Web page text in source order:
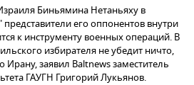
Биньямина Нетаньяху в
его оппонентов внутри
к инструменту военных операций. В
избирателя не убедит ничто,
заявил Baltnews заместитель
ГАУГН Григорий Лукьянов.